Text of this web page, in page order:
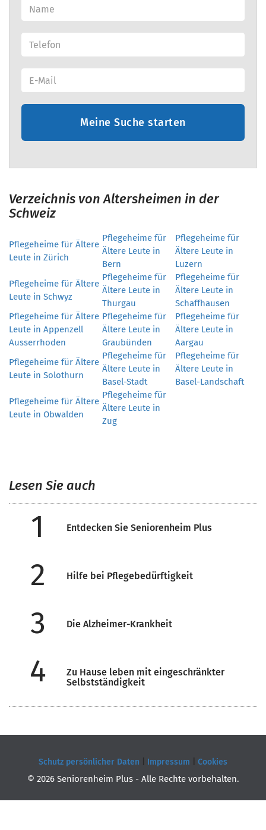
Meine Suche starten
Verzeichnis von Altersheimen in der
Schweiz
Pflegeheime für Ältere
Leute in Zürich
Pflegeheime für
Ältere Leute in
Bern
Pflegeheime für
Ältere Leute in
Luzern
Pflegeheime für Ältere
Leute in Schwyz
Pflegeheime für
Ältere Leute in
Thurgau
Pflegeheime für
Ältere Leute in
Schaffhausen
Pflegeheime für Ältere
Leute in Appenzell
Ausserrhoden
Pflegeheime für
Ältere Leute in
Graubünden
Pflegeheime für
Ältere Leute in
Aargau
Pflegeheime für Ältere
Leute in Solothurn
Pflegeheime für
Ältere Leute in
Basel-Stadt
Pflegeheime für
Ältere Leute in
Basel-Landschaft
Pflegeheime für Ältere
Leute in Obwalden
Pflegeheime für
Ältere Leute in
Zug
Lesen Sie auch
1 Entdecken Sie Seniorenheim Plus
2 Hilfe bei Pflegebedürftigkeit
3 Die Alzheimer-Krankheit
4
Zu Hause leben mit eingeschränkter
Selbstständigkeit
Schutz persönlicher Daten Impressum Cookies
© 2026 Seniorenheim Plus - Alle Rechte vorbehalten.